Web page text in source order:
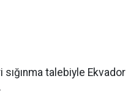
sığınma talebiyle Ekvador